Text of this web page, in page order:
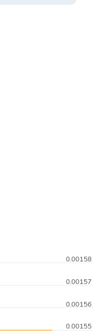
0.00155
0.00156
0.00157
0.00158